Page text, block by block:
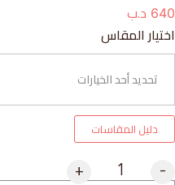
640 د.ب
اختيار المقاس
دليل المقاسات
-
+